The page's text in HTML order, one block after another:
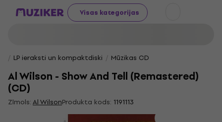
Visas kategorijas
LP ieraksti un kompaktdiski Mūzikas CD
Al Wilson - Show And Tell (Remastered)
(CD)
Zīmols:Al WilsonProdukta kods: 1191113